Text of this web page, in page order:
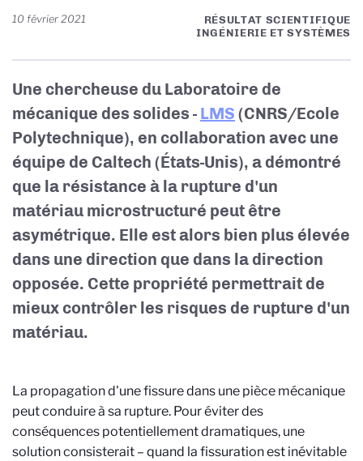
10 février 2021
RÉSULTAT SCIENTIFIQUE
INGÉNIERIE ET SYSTÈMES
Une chercheuse du Laboratoire de
mécanique des solides - LMS (CNRS/Ecole
Polytechnique), en collaboration avec une
équipe de Caltech (États-Unis), a démontré
que la résistance à la rupture d'un
matériau microstructuré peut être
asymétrique. Elle est alors bien plus élevée
dans une direction que dans la direction
opposée. Cette propriété permettrait de
mieux contrôler les risques de rupture d'un
matériau.
La propagation d'une fissure dans une pièce mécanique
peut conduire à sa rupture. Pour éviter des
conséquences potentiellement dramatiques, une
solution consisterait – quand la fissuration est inévitable